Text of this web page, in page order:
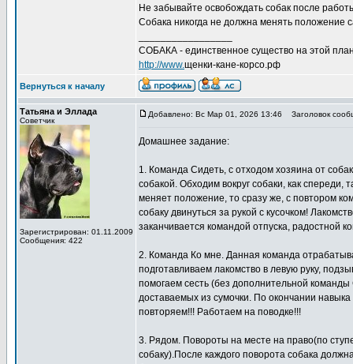
Не забывайте освобождать собак после
Собака никогда не должна менять положение
СОБАКА - единственное существо на этой
http://www.щенки-кане-корсо.рф
Вернуться к началу
Татьяна и Эллада
Советчик
Зарегистрирован: 01.11.2009
Сообщения: 422
Добавлено: Вс Мар 01, 2026 13:46 Заголовок
Домашнее задание:
1. Команда Сидеть, с отходом хозяина от
собакой. Обходим вокруг собаки, как спереди,
меняет положение, то сразу же, с повтором
собаку двинуться за рукой с кусочком!
заканчивается командой отпуска, радостной
2. Команда Ко мне. Данная команда
подготавливаем лакомство в левую руку,
помогаем сесть (без дополнительной
доставаемых из сумочки. По окончании
повторяем!!! Работаем на поводке!!!
3. Рядом. Повороты на месте на право(по
собаку).После каждого поворота собака